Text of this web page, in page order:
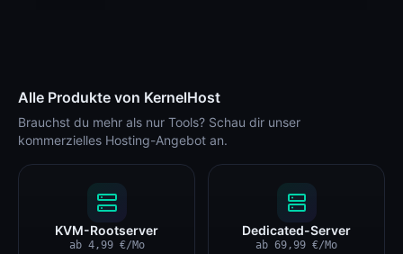
Alle Produkte von KernelHost
Brauchst du mehr als nur Tools? Schau dir unser
kommerzielles Hosting-Angebot an.
KVM-Rootserver
ab 4,99€/Mo
Dedicated-Server
ab 69,99 €/Mo